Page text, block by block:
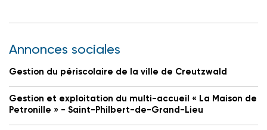
Annonces sociales
Gestion du périscolaire de la ville de Creutzwald
Gestion et exploitation du multi-accueil « La Maison de
Petronille » - Saint-Philbert-de-Grand-Lieu